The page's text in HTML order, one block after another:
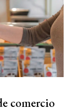
comercio